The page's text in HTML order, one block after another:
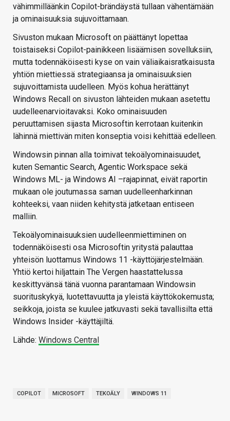
vähimmilläänkin Copilot-brändäystä tullaan vähentämään
ja ominaisuuksia sujuvoittamaan.
Sivuston mukaan Microsoft on päättänyt lopettaa
toistaiseksi Copilot-painikkeen lisäämisen sovelluksiin,
mutta todennäköisesti kyse on vain väliaikaisratkaisusta
yhtiön miettiessä strategiaansa ja ominaisuuksien
sujuvoittamista uudelleen. Myös kohua herättänyt
Windows Recall on sivuston lähteiden mukaan asetettu
uudelleenarvioitavaksi. Koko ominaisuuden
peruuttamisen sijasta Microsoftin kerrotaan kuitenkin
lähinnä miettivän miten konseptia voisi kehittää edelleen.
Windowsin pinnan alla toimivat tekoälyominaisuudet,
kuten Semantic Search, Agentic Workspace sekä
Windows ML- ja Windows AI –rajapinnat, eivät raportin
mukaan ole joutumassa saman uudelleenharkinnan
kohteeksi, vaan niiden kehitystä jatketaan entiseen
malliin.
Tekoälyominaisuuksien uudelleenmiettiminen on
todennäköisesti osa Microsoftin yritystä palauttaa
yhteisön luottamus Windows 11 -käyttöjärjestelmään.
Yhtiö kertoi hiljattain The Vergen haastattelussa
keskittyvänsä tänä vuonna parantamaan Windowsin
suorituskykyä, luotettavuutta ja yleistä käyttökokemusta;
seikkoja, joista se kuulee jatkuvasti sekä tavallisilta että
Windows Insider -käyttäjiltä.
Lähde: Windows Central
COPILOT MICROSOFT TEKOÄLY WINDOWS 11